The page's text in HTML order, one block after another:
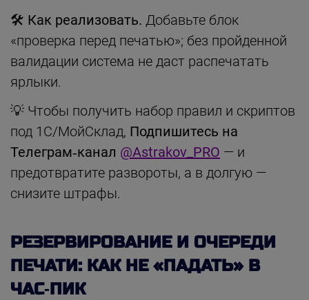
🛠 Как реализовать. Добавьте блок
«проверка перед печатью»; без пройденной
валидации система не даст распечатать
ярлыки.
💡 Чтобы получить набор правил и скриптов
под 1С/МойСклад, Подпишитесь на
Телеграм‑канал @Astrakov_PRO — и
предотвратите развороты, а в долгую —
снизите штрафы.
РЕЗЕРВИРОВАНИЕ И ОЧЕРЕДИ
ПЕЧАТИ: КАК НЕ «ПАДАТЬ» В
ЧАС‑ПИК